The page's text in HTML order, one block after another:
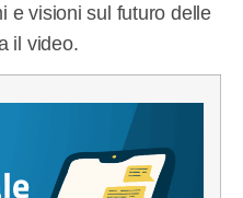
e visioni sul futuro delle
il video.